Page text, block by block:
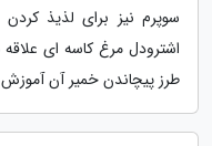
سوپرم نیز برای لذیذ
اشترودل مرغ کاسه ای
طرز پیچاندن خمیر آن